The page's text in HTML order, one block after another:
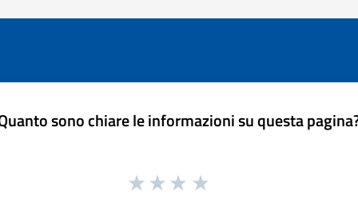
sono chiare le informazioni su questa